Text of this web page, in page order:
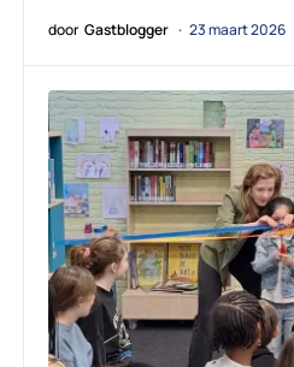
door Gastblogger 23 maart 2026